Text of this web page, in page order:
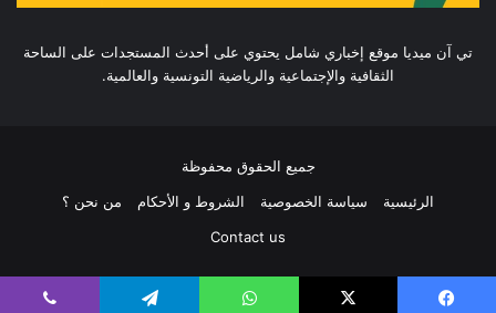
تي آن ميديا موقع إخباري شامل يحتوي على أحدث المستجدات على الساحة
الثقافية والإجتماعية والرياضية التونسية والعالمية.
جميع الحقوق محفوظة
الرئيسية
سياسة الخصوصية الشروط و الأحكام
من نحن ؟
Contact us